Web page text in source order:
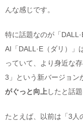
んな感じです。
特に話題なのが「
AI「DALL·E（ダリ）」
っていて、より身近な
3」という新バージョン
がぐっと向上 したと話題
たとえば、以前は「3人